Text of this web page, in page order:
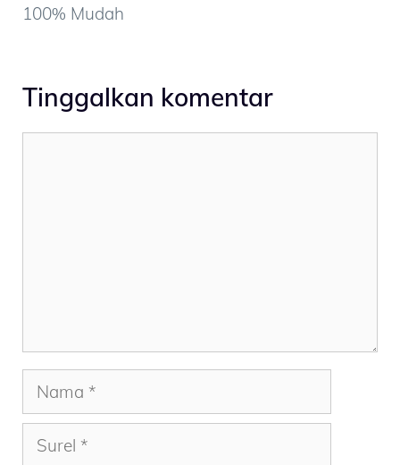
100% Mudah
Tinggalkan komentar
Nama
Surel